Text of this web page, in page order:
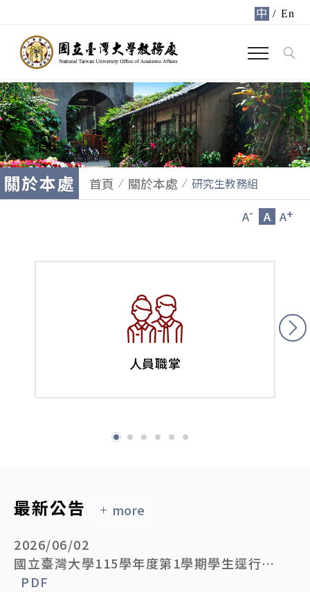
中 / En
關於本處 首頁 關於本處
研究生教務組
A- A A+
人員職掌
最新公告
more
2026/06/02
國立臺灣大學115學年度第1學期學生逕行修讀博士學位備取生遞補錄取名單公告
PDF